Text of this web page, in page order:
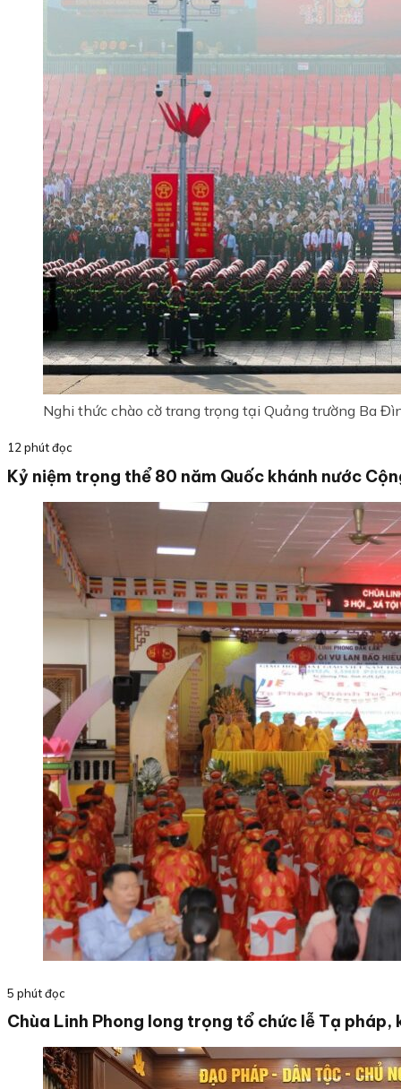
Nghi thức chào cờ trang trọng tại Quảng trường Ba
12 phút đọc
Kỷ niệm trọng thể 80 năm Quốc khánh nước
5 phút đọc
Chùa Linh Phong long trọng tổ chức lễ Tạ